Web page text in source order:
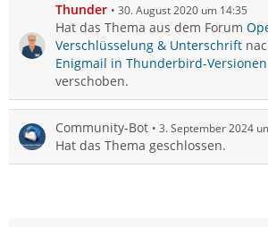
Thunder 30. August 2020 um 14:35
Hat das Thema aus dem Forum
Verschlüsselung & Unterschrift
Enigmail in Thunderbird-
verschoben.
Community-Bot 3. September 2024
Hat das Thema geschlossen.